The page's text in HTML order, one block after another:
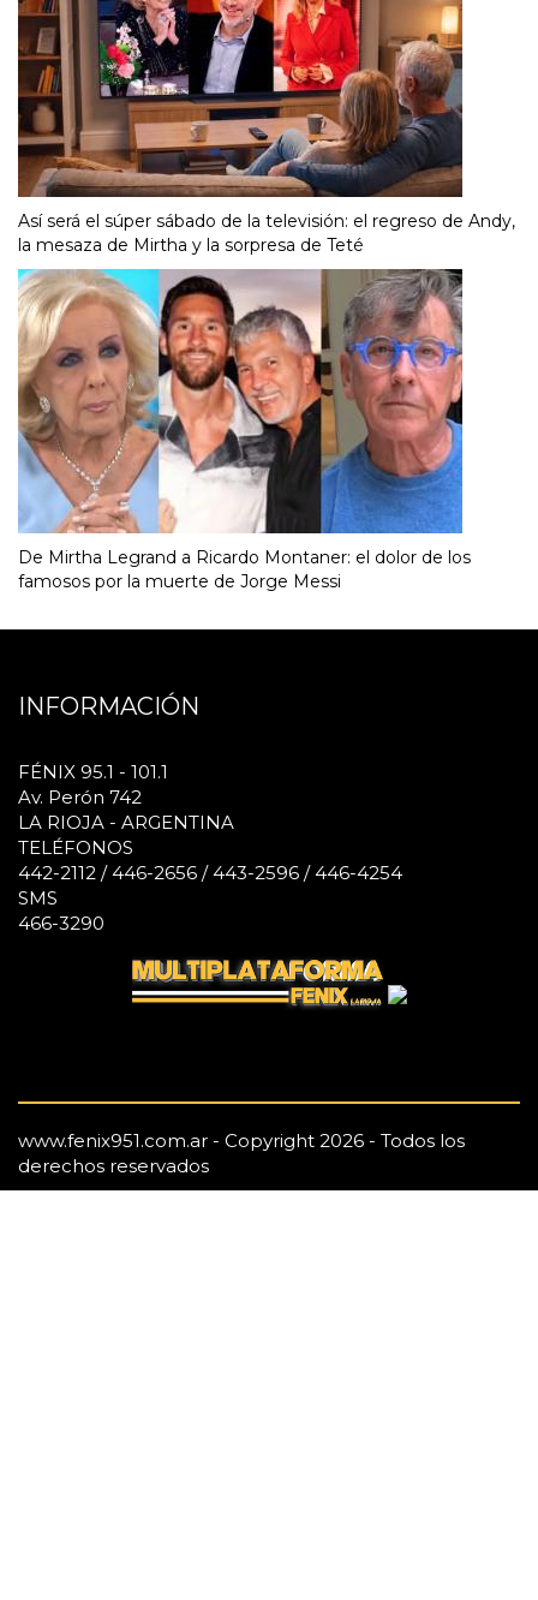
Así será el súper sábado de la televisión: el regreso de Andy,
la mesaza de Mirtha y la sorpresa de Teté
De Mirtha Legrand a Ricardo Montaner: el dolor de los
famosos por la muerte de Jorge Messi
INFORMACIÓN
FÉNIX 95.1 - 101.1
Av. Perón 742
LA RIOJA - ARGENTINA
TELÉFONOS
442-2112 / 446-2656 / 443-2596 / 446-4254
SMS
466-3290
www.fenix951.com.ar - Copyright 2026 - Todos los
derechos reservados